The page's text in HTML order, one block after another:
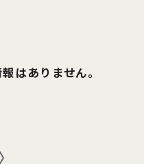
はありません。